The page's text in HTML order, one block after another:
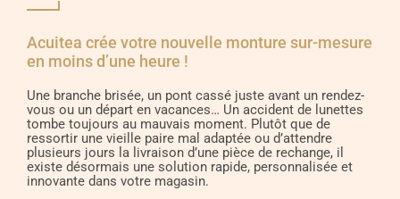
Acuitea crée votre nouvelle monture sur-mesure
en moins d’une heure !
Une branche brisée, un pont cassé juste avant un rendez-
vous ou un départ en vacances… Un accident de lunettes
tombe toujours au mauvais moment. Plutôt que de
ressortir une vieille paire mal adaptée ou d’attendre
plusieurs jours la livraison d’une pièce de rechange, il
existe désormais une solution rapide, personnalisée et
innovante dans votre magasin.